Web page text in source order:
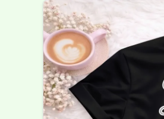
Carnaval
Motocross
Língua Portuguesa